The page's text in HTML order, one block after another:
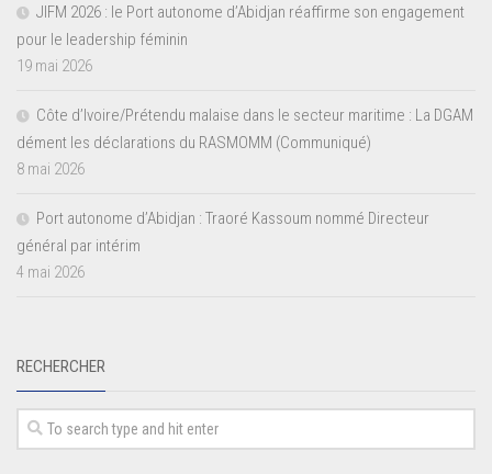
JIFM 2026 : le Port autonome d’Abidjan réaffirme son engagement
pour le leadership féminin
19 mai 2026
Côte d’Ivoire/Prétendu malaise dans le secteur maritime : La DGAM
dément les déclarations du RASMOMM (Communiqué)
8 mai 2026
Port autonome d’Abidjan : Traoré Kassoum nommé Directeur
général par intérim
4 mai 2026
RECHERCHER